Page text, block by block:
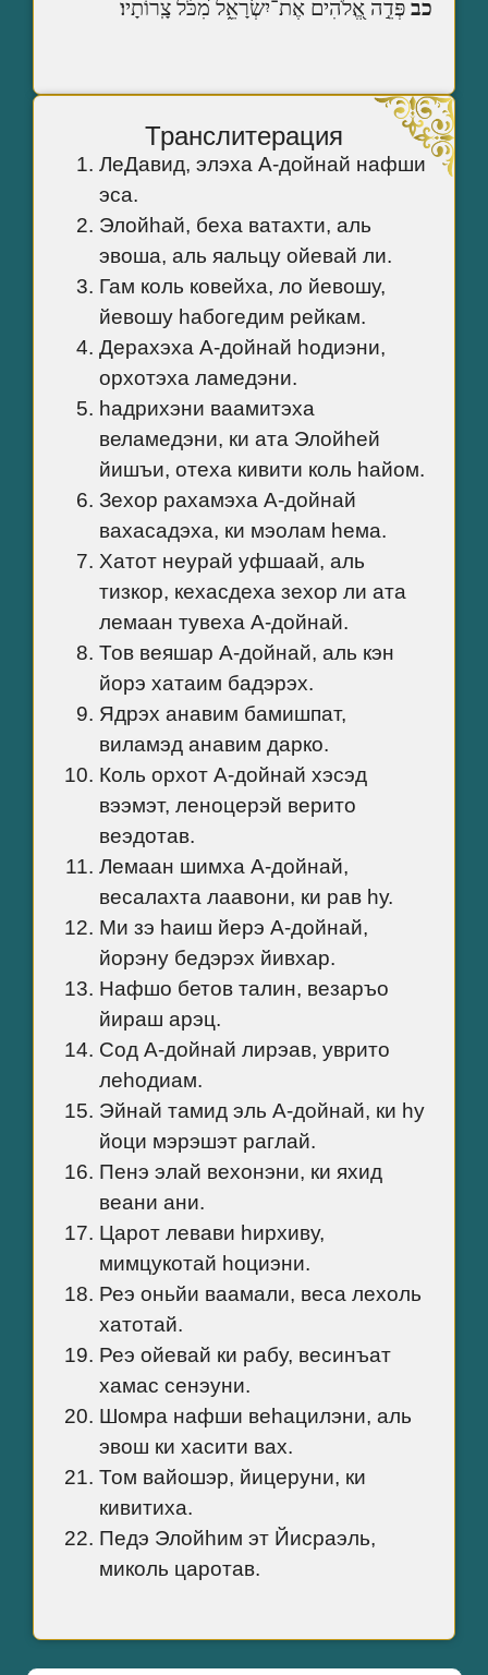
כב פְּדֵ֣ה אֱ֭לֹהִים אֶת־יִשְׂרָאֵ֑ל מִ֝כֹּ֗ל צָֽרוֹתָיו׃
Транслитерация
ЛеДавид, элэха А-дойнай нафши
эса.
Элойhай, беха ватахти, аль
эвоша, аль яальцу ойевай ли.
Гам коль ковейха, ло йевошу,
йевошу hабогедим рейкам.
Дерахэха А-дойнай hодиэни,
орхотэха ламедэни.
hадрихэни ваамитэха
веламедэни, ки ата Элойhей
йишъи, отеха кивити коль hайом.
Зехор рахамэха А-дойнай
вахасадэха, ки мэолам hема.
Хатот неурай уфшаай, аль
тизкор, кехасдеха зехор ли ата
лемаан тувеха А-дойнай.
Тов веяшар А-дойнай, аль кэн
йорэ хатаим бадэрэх.
Ядрэх анавим бамишпат,
виламэд анавим дарко.
Коль орхот А-дойнай хэсэд
вээмэт, леноцерэй верито
веэдотав.
Лемаан шимха А-дойнай,
весалахта лаавони, ки рав hу.
Ми зэ hаиш йерэ А-дойнай,
йорэну бедэрэх йивхар.
Нафшо бетов талин, везаръо
йираш арэц.
Сод А-дойнай лирэав, уврито
леhодиам.
Эйнай тамид эль А-дойнай, ки hу
йоци мэрэшэт раглай.
Пенэ элай вехонэни, ки яхид
веани ани.
Царот левави hирхиву,
мимцукотай hоциэни.
Реэ оньйи ваамали, веса лехоль
хатотай.
Реэ ойевай ки рабу, весинъат
хамас сенэуни.
Шомра нафши веhацилэни, аль
эвош ки хасити вах.
Том вайошэр, йицеруни, ки
кивитиха.
Педэ Элойhим эт Йисраэль,
миколь царотав.